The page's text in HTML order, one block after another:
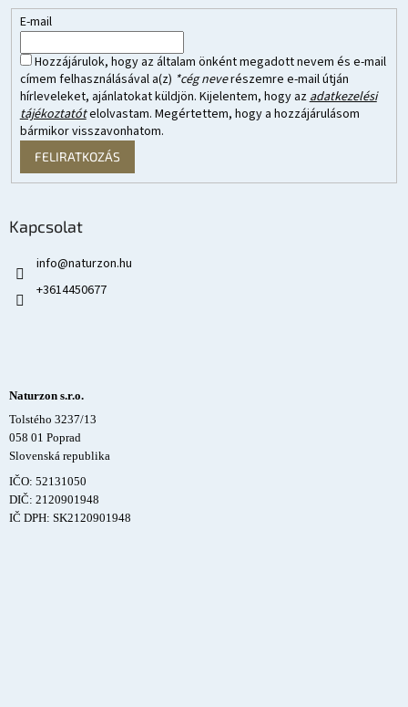
E-mail
Hozzájárulok, hogy az általam önként megadott nevem és e-mail
címem felhasználásával a(z) *cég neverészemre e-mail útján
hírleveleket, ajánlatokat küldjön. Kijelentem, hogy az adatkezelési
tájékoztatótelolvastam. Megértettem, hogy a hozzájárulásom
bármikor visszavonhatom.
FELIRATKOZÁS
Kapcsolat
info@naturzon.hu
+3614450677
Naturzon s.r.o.
Tolstého 3237/13
058 01 Poprad
Slovenská republika
IČO: 52131050
DIČ: 2120901948
IČ DPH: SK2120901948